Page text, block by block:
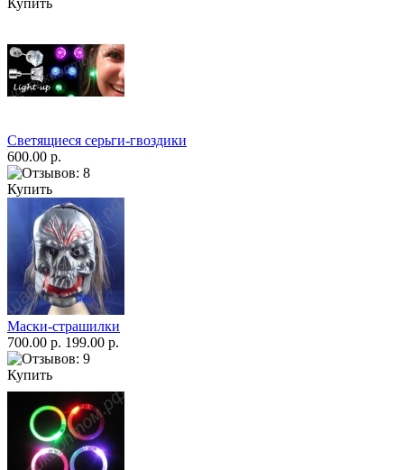
Купить
Светящиеся серьги-гвоздики
600.00 р.
Купить
Маски-страшилки
700.00 р. 199.00 р.
Купить